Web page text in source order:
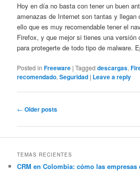
Hoy en día no basta con tener un buen
amenazas de Internet son tantas y llegan
ello que es muy recomendable tener el
Firefox, y que mejor si tienes una versión
para protegerte de todo tipo de malware.
Posted in Freeware |Tagged descargas,
recomendado,Seguridad | Leave a reply
Post
← Older posts
TEMAS RECIENTES
CRM en Colombia: cómo las